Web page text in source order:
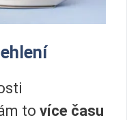
to více času